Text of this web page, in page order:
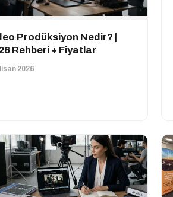
Prodüksiyon Nedir? |
Rehberi + Fiyatlar
2026